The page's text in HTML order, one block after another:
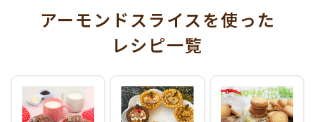
アーモンドスライスを使った
レシピ一覧